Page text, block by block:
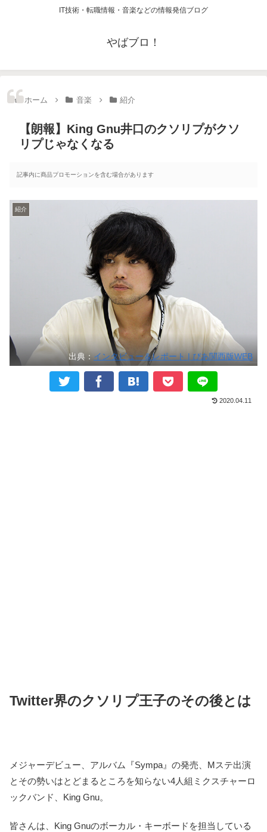
IT技術・転職情報・音楽などの情報発信ブログ
やばブロ！
ホーム 音楽 紹介
【朗報】King Gnu井口のクソリプがクソ
リプじゃなくなる
記事内に商品プロモーションを含む場合があります
紹介
出典： インタビュー＆レポート | ぴあ関西版WEB
2020.04.11
Twitter界のクソリプ王子のその後とは
メジャーデビュー、アルバム『Sympa』の発売、Mステ出演
とその勢いはとどまるところを知らない4人組ミクスチャーロ
ックバンド、King Gnu。
皆さんは、King Gnuのボーカル・キーボードを担当している